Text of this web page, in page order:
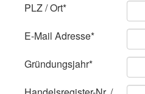
PLZ / Ort*
E-Mail Adresse*
Gründungsjahr*